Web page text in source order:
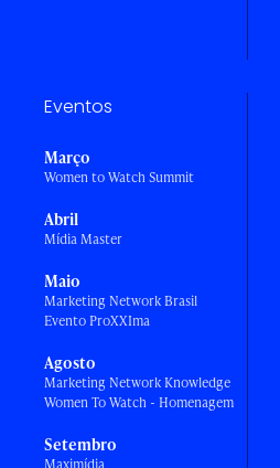
Eventos
Março
Women to Watch Summit
Abril
Mídia Master
Maio
Marketing Network Brasil
Evento ProXXIma
Agosto
Marketing Network Knowledge
Women To Watch - Homenagem
Setembro
Maximídia